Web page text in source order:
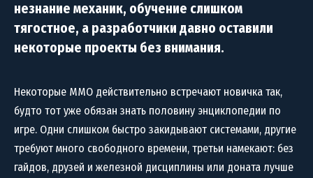
незнание механик, обучение слишком
тягостное, а разработчики давно оставили
некоторые проекты без внимания.
Некоторые MMO действительно встречают новичка так,
будто тот уже обязан знать половину энциклопедии по
игре. Одни слишком быстро закидывают системами, другие
требуют много свободного времени, третьи намекают: без
гайдов, друзей и железной дисциплины или доната лучше